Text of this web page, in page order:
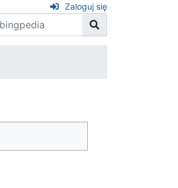
Zaloguj się